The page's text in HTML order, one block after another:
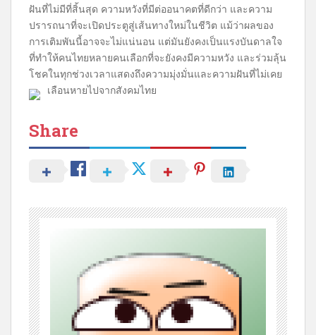
ฝันที่ไม่มีที่สิ้นสุด ความหวังที่มีต่ออนาคตที่ดีกว่า และความ
ปรารถนาที่จะเปิดประตูสู่เส้นทางใหม่ในชีวิต แม้ว่าผลของ
การเติมพันนี้อาจจะไม่แน่นอน แต่มันยังคงเป็นแรงบันดาลใจ
ที่ทำให้คนไทยหลายคนเลือกที่จะยังคงมีความหวัง และร่วมลุ้น
โชคในทุกช่วงเวลาแสดงถึงความมุ่งมั่นและความฝันที่ไม่เคย
เลือนหายไปจากสังคมไทย
Share